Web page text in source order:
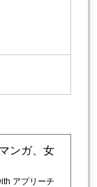
ンガ、女
アプリーチ